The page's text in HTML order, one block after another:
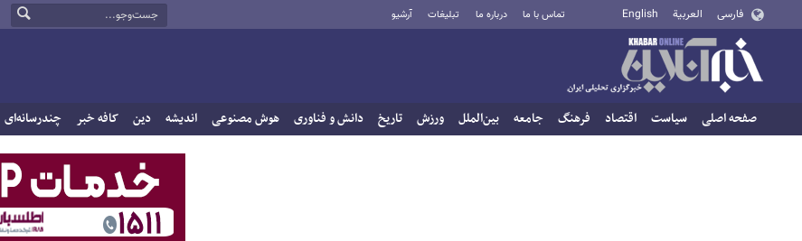
فارسی العربية English تماس با ما درباره ما تبلیغات آرشیو
صفحه اصلی سیاست اقتصاد فرهنگ جامعه بین‌الملل ورزش تاریخ دانش و فناوری هوش مصنوعی اندیشه دین کافه خبر چندرسانه‌ای